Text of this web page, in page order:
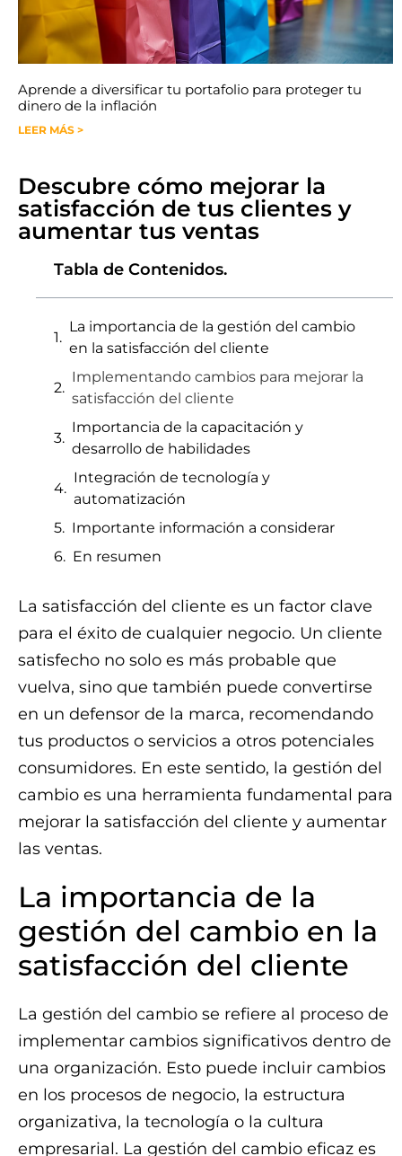
Aprende a diversificar tu portafolio para proteger tu
dinero de la inflación
LEER MÁS >
Descubre cómo mejorar la
satisfacción de tus clientes y
aumentar tus ventas
Tabla de Contenidos.
La importancia de la gestión del cambio
en la satisfacción del cliente
Implementando cambios para mejorar la
satisfacción del cliente
Importancia de la capacitación y
desarrollo de habilidades
Integración de tecnología y
automatización
Importante información a considerar
En resumen
La satisfacción del cliente es un factor clave
para el éxito de cualquier negocio. Un cliente
satisfecho no solo es más probable que
vuelva, sino que también puede convertirse
en un defensor de la marca, recomendando
tus productos o servicios a otros potenciales
consumidores. En este sentido, la gestión del
cambio es una herramienta fundamental para
mejorar la satisfacción del cliente y aumentar
las ventas.
La importancia de la
gestión del cambio en la
satisfacción del cliente
La gestión del cambio se refiere al proceso de
implementar cambios significativos dentro de
una organización. Esto puede incluir cambios
en los procesos de negocio, la estructura
organizativa, la tecnología o la cultura
empresarial. La gestión del cambio eficaz es